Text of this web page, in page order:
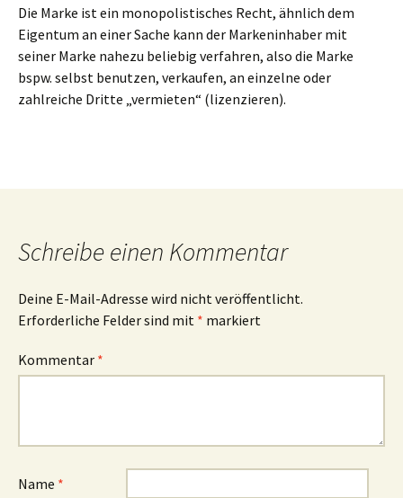
Die Marke ist ein monopolistisches Recht, ähnlich dem
Eigentum an einer Sache kann der Markeninhaber mit
seiner Marke nahezu beliebig verfahren, also die Marke
bspw. selbst benutzen, verkaufen, an einzelne oder
zahlreiche Dritte „vermieten“ (lizenzieren).
Schreibe einen Kommentar
Deine E-Mail-Adresse wird nicht veröffentlicht.
Erforderliche Felder sind mit * markiert
Kommentar *
Name *